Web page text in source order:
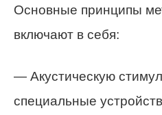
Основные принципы
включают в себя:
— Акустическую
специальные